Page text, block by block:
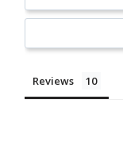
Reviews